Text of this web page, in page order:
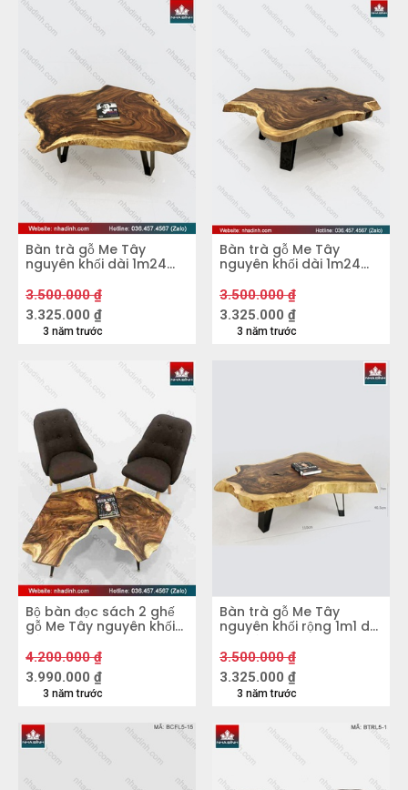
dòng sản phẩm cao cấp này nhé!
Bàn Sofa - bàn trà gỗ Me Tây
Bàn trà gỗ Me Tây
nguyên khối dài 1m24
mặt dày 7cm
3 năm trước
3.500.000₫
3.325.000 ₫
Bàn trà gỗ Me Tây
nguyên khối dài 1m24
dày 7cm
3 năm trước
3.500.000₫
3.325.000 ₫
Bộ bàn đọc sách 2 ghế
gỗ Me Tây nguyên khối
mặt dày 7 (cm)
3 năm trước
4.200.000₫
3.990.000 ₫
Bàn trà gỗ Me Tây
nguyên khối rộng 1m1 dài
3 năm trước
3.500.000₫
3.325.000 ₫